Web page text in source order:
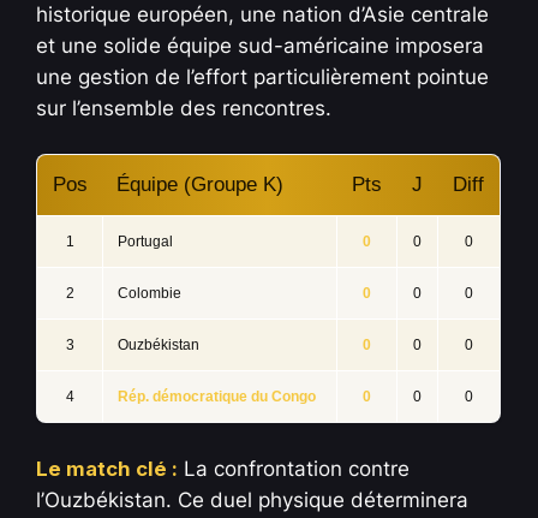
historique européen, une nation d’Asie centrale
et une solide équipe sud-américaine imposera
une gestion de l’effort particulièrement pointue
sur l’ensemble des rencontres.
Pos Équipe (Groupe K) Pts J Diff
1 Portugal 0 0 0
2 Colombie 0 0 0
3 Ouzbékistan 0 0 0
4 Rép. démocratique du Congo 0 0 0
Le match clé : La confrontation contre
l’Ouzbékistan. Ce duel physique déterminera